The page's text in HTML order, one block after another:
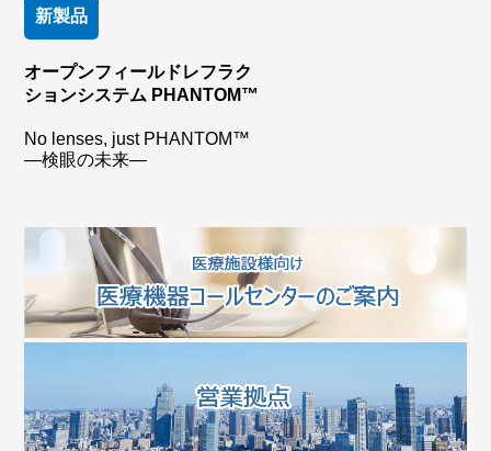
新製品
オープンフィールドレフラク
ションシステム PHANTOM™
No lenses, just PHANTOM™
—検眼の未来—